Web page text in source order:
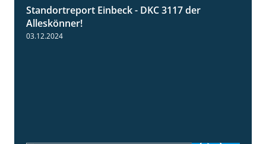
Standortreport Einbeck - DKC 3117 der
Alleskönner!
03.12.2024